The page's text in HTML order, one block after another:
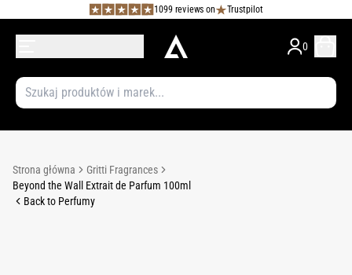
1099 reviews on Trustpilot
0
Strona główna
Gritti Fragrances
Beyond the Wall Extrait de Parfum 100ml
Back to Perfumy